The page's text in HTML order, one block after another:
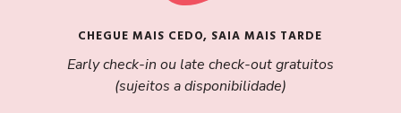
CHEGUE MAIS CEDO, SAIA MAIS TARDE
Early check-in ou late check-out gratuitos
(sujeitos a disponibilidade)